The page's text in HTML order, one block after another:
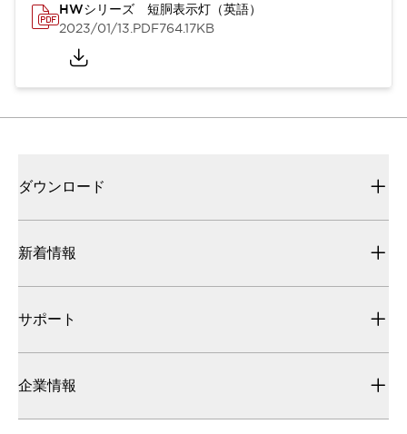
HWシリーズ 短胴表示灯（英語）
2023/01/13.PDF764.17KB
ダウンロード
新着情報
サポート
企業情報